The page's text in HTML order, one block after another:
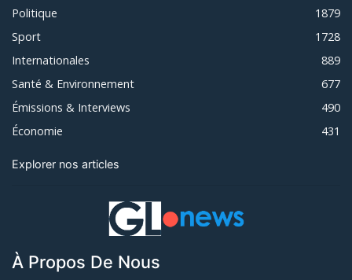
Politique
1879
Sport
1728
Internationales
889
Santé & Environnement
677
Émissions & Interviews
490
Économie
431
Explorer nos articles
À Propos De Nous